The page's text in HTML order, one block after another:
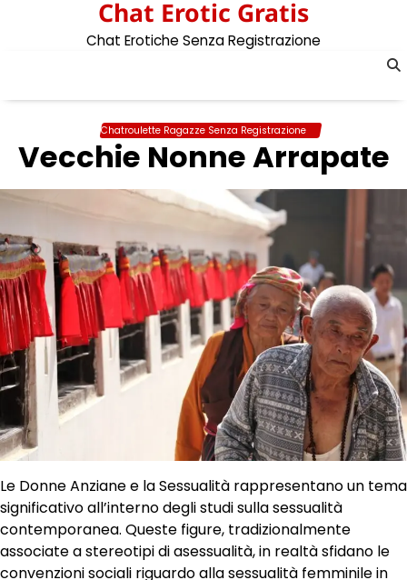
Chat Erotic Gratis
Chat Erotiche Senza Registrazione
Chatroulette Ragazze Senza Registrazione
Vecchie Nonne Arrapate
Le Donne Anziane e la Sessualità rappresentano un tema
significativo all’interno degli studi sulla sessualità
contemporanea. Queste figure, tradizionalmente
associate a stereotipi di asessualità, in realtà sfidano le
convenzioni sociali riguardo alla sessualità femminile in